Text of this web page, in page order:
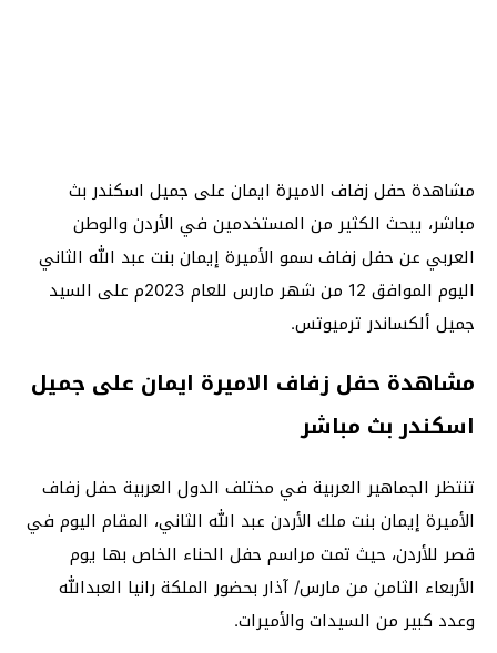
مشاهدة حفل زفاف الاميرة ايمان على جميل اسكندر بث
مباشر، يبحث الكثير من المستخدمين في الأردن والوطن
العربي عن حفل زفاف سمو الأميرة إيمان بنت عبد الله الثاني
اليوم الموافق 12 من شهر مارس للعام 2023م على السيد
جميل ألكساندر ترميوتس.
مشاهدة حفل زفاف الاميرة ايمان على جميل
اسكندر بث مباشر
تنتظر الجماهير العربية في مختلف الدول العربية حفل زفاف
الأميرة إيمان بنت ملك الأردن عبد الله الثاني، المقام اليوم في
قصر للأردن، حيث تمت مراسم حفل الحناء الخاص بها يوم
الأربعاء الثامن من مارس/ آذار بحضور الملكة رانيا العبدالله
وعدد كبير من السيدات والأميرات.